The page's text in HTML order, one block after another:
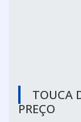
TOUCA
PREÇO